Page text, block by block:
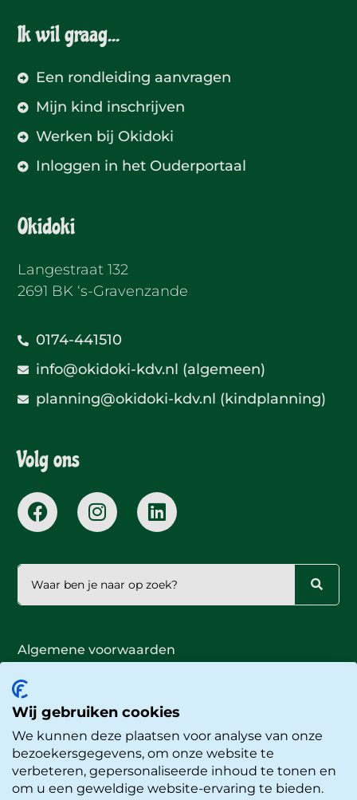
Ik wil graag...
Een rondleiding aanvragen
Mijn kind inschrijven
Werken bij Okidoki
Inloggen in het Ouderportaal
Okidoki
Langestraat 132
2691 BK ‘s-Gravenzande
0174-441510
info@okidoki-kdv.nl (algemeen)
planning@okidoki-kdv.nl (kindplanning)
Volg ons
© Okidoki Kinderopvang
Website doorBuro Staal
Algemene voorwaarden
Privacyverklaring
Cookieverklaring
Wij gebruiken cookies
We kunnen deze plaatsen voor analyse van onze
bezoekersgegevens, om onze website te
verbeteren, gepersonaliseerde inhoud te tonen en
om u een geweldige website-ervaring te bieden.